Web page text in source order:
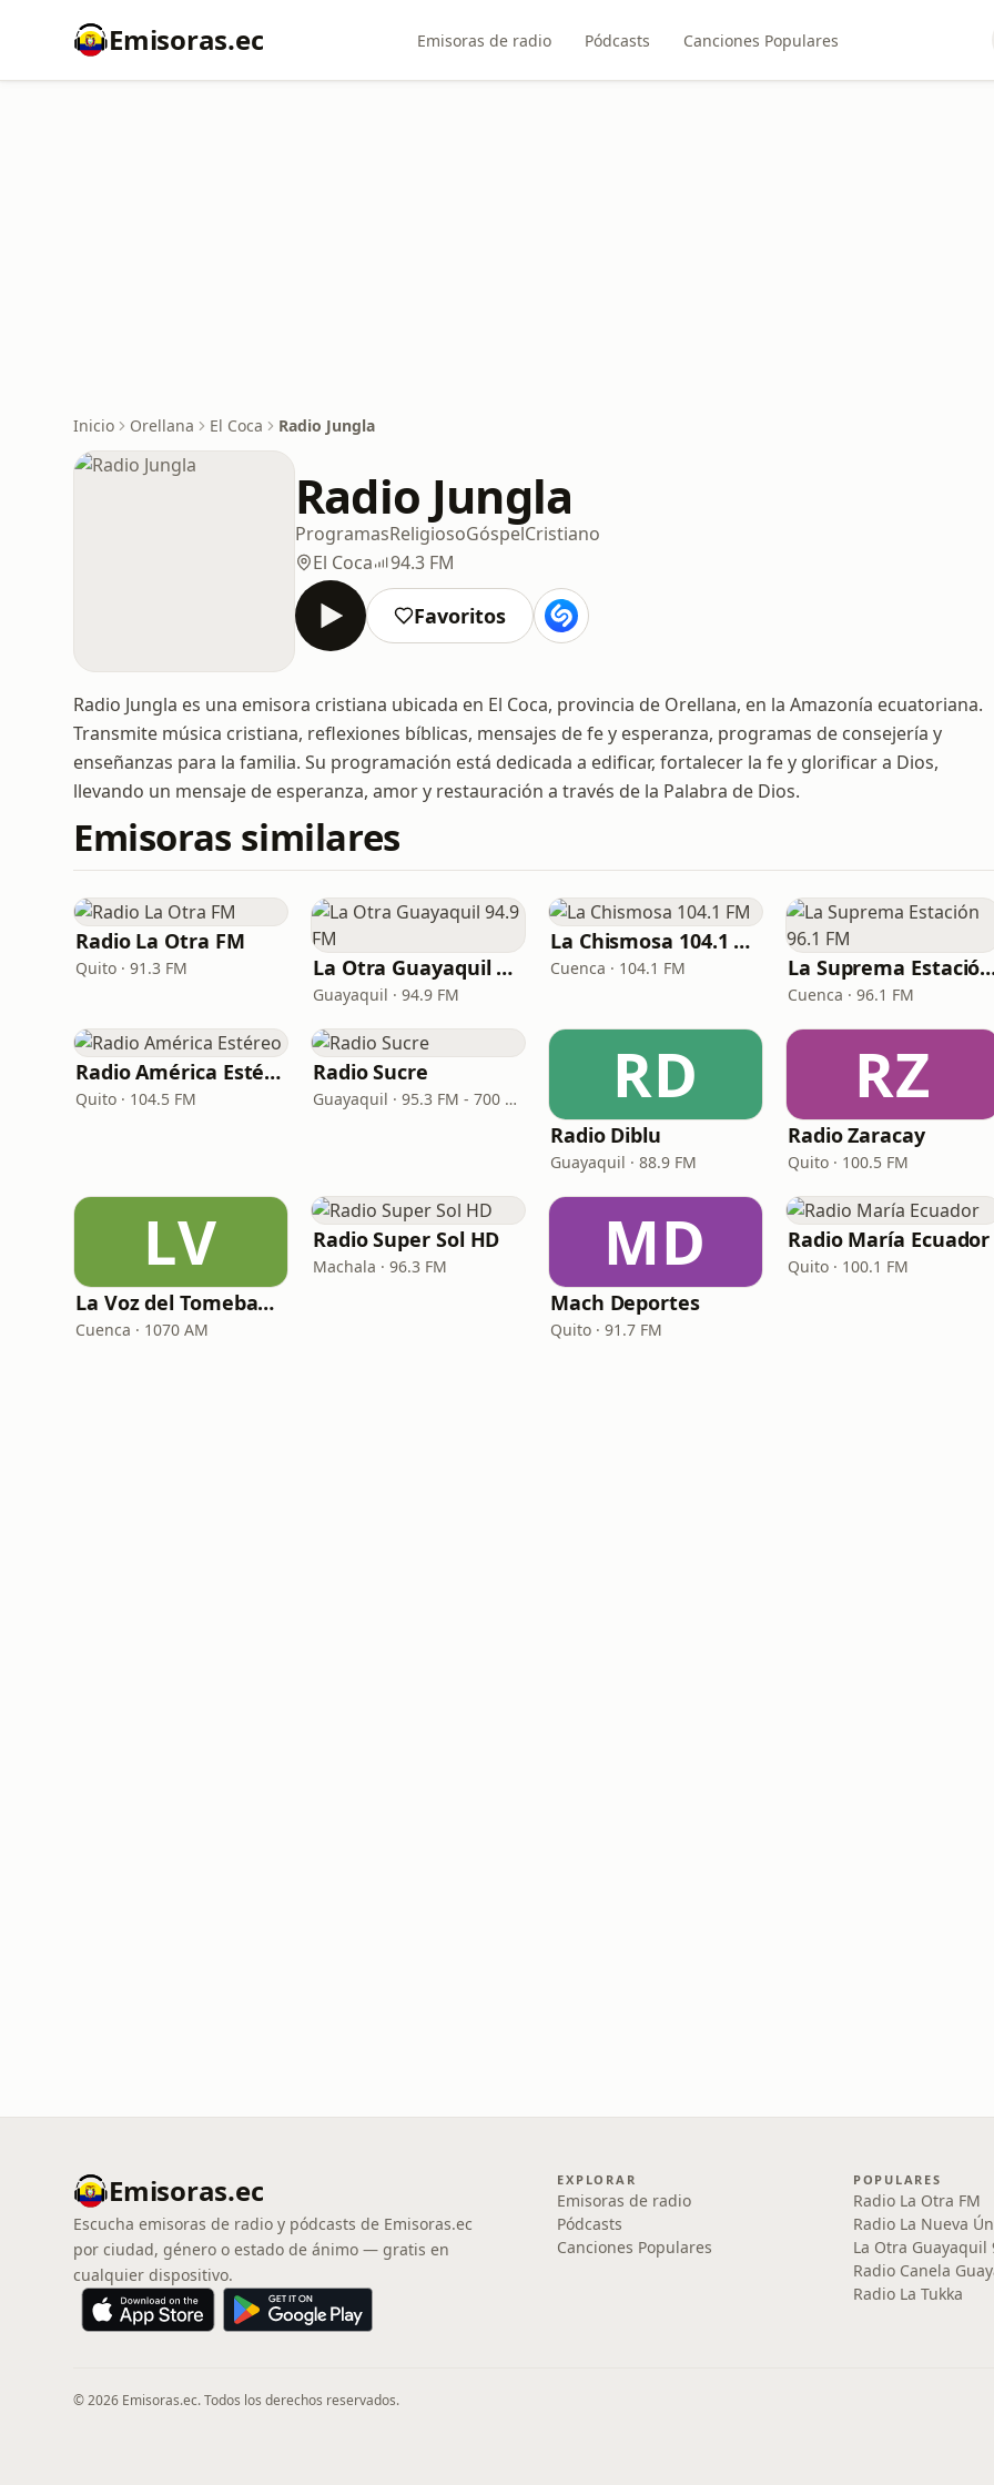
Emisoras.ec Emisoras de radio Pódcasts Canciones Populares
Inicio Orellana El Coca Radio Jungla
Radio Jungla
ProgramasReligiosoGóspelCristiano
El Coca
94.3 FM
Favoritos
Radio Jungla es una emisora cristiana ubicada en El Coca, provincia de Orellana, en la Amazonía ecuatoriana.
Transmite música cristiana, reflexiones bíblicas, mensajes de fe y esperanza, programas de consejería y
enseñanzas para la familia. Su programación está dedicada a edificar, fortalecer la fe y glorificar a Dios,
llevando un mensaje de esperanza, amor y restauración a través de la Palabra de Dios.
Emisoras similares
Radio La Otra FM
Quito · 91.3 FM La Otra Guayaquil 94.9 FM
Guayaquil · 94.9 FM
La Chismosa 104.1 FM
Cuenca · 104.1 FM La Suprema
Cuenca · 96.1 FM
Radio América Estéreo
Quito · 104.5 FM
Radio Sucre
Guayaquil · 95.3 FM - 700 AM RD
Radio Diblu
Guayaquil · 88.9 FM
RZ
Radio Zaracay
Quito · 100.5 FM
LV
La Voz del Tomebamba
Cuenca · 1070 AM
Radio Super Sol HD
Machala · 96.3 FM MD
Mach Deportes
Quito · 91.7 FM
Radio María Ecuador
Quito · 100.1 FM
Emisoras.ec
Escucha emisoras de radio y pódcasts de Emisoras.ec
por ciudad, género o estado de ánimo — gratis en
cualquier dispositivo.
EXPLORAR
Emisoras de radio
Pódcasts
Canciones Populares
POPULARES
Radio La Otra FM
Radio La Nueva
La Otra Guayaquil
Radio Canela
Radio La Tukka
© 2026 Emisoras.ec. Todos los derechos reservados.